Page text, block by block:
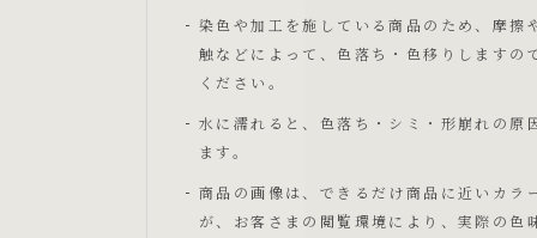
染色や加工を施している商品のため、摩擦
触などによって、色落ち・色移りしますの
ください。
水に濡れると、色落ち・シミ・形崩れの原
ます。
商品の画像は、できるだけ商品に近いカラ
が、お客さまの閲覧環境により、実際の色